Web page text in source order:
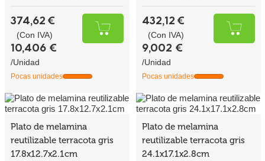
374,62 €
(Con IVA)
10,406 €
/Unidad
Pocas unidades
432,12 €
(Con IVA)
9,002 €
/Unidad
Pocas unidades
Plato de melamina
reutilizable terracota gris
17.8x12.7x2.1cm
Plato de melamina
reutilizable terracota gris
24.1x17.1x2.8cm